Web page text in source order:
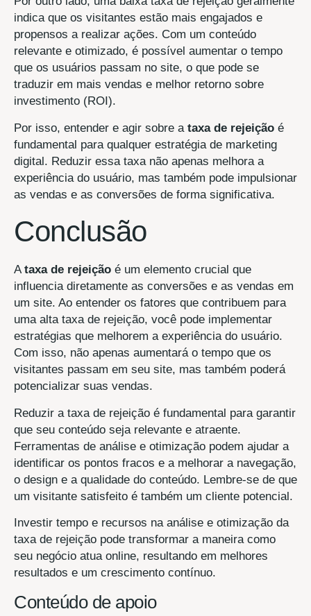
indica que os visitantes estão mais engajados e
propensos a realizar ações. Com um conteúdo
relevante e otimizado, é possível aumentar o tempo
que os usuários passam no site, o que pode se
traduzir em mais vendas e melhor retorno sobre
investimento (ROI).
Por isso, entender e agir sobre a taxa de rejeição é
fundamental para qualquer estratégia de marketing
digital. Reduzir essa taxa não apenas melhora a
experiência do usuário, mas também pode impulsionar
as vendas e as conversões de forma significativa.
Conclusão
Ataxa de rejeição é um elemento crucial que
influencia diretamente as conversões e as vendas em
um site. Ao entender os fatores que contribuem para
uma alta taxa de rejeição, você pode implementar
estratégias que melhorem a experiência do usuário.
Com isso, não apenas aumentará o tempo que os
visitantes passam em seu site, mas também poderá
potencializar suas vendas.
Reduzir a taxa de rejeição é fundamental para garantir
que seu conteúdo seja relevante e atraente.
Ferramentas de análise e otimização podem ajudar a
identificar os pontos fracos e a melhorar a navegação,
o design e a qualidade do conteúdo. Lembre-se de que
um visitante satisfeito é também um cliente potencial.
Investir tempo e recursos na análise e otimização da
taxa de rejeição pode transformar a maneira como
seu negócio atua online, resultando em melhores
resultados e um crescimento contínuo.
Conteúdo de apoio